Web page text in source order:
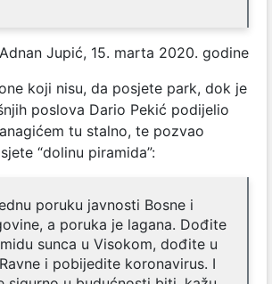
Adnan Jupić, 15. marta 2020. godine
koji nisu, da posjete park, dok je
poslova Dario Pekić podijelio
tu stalno, te pozvao
“dolinu piramida”:
poruku javnosti Bosne i
a poruka je lagana. Dođite
sunca u Visokom, dođite u
i pobijedite koronavirus. I